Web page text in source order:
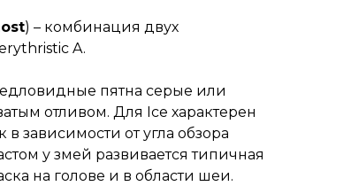
) – комбинация двух
A.
пятна серые или
отливом. Для Ice характерен
зависимости от угла обзора
у змей развивается типичная
на голове и в области шеи.